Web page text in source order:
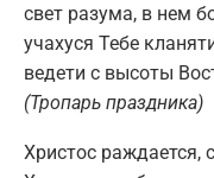
свет разума, в нем
учахуся Тебе
ведети с высоты
(Тропарь праздника)
Христос раждается,